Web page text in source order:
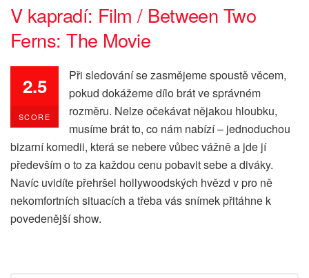
V kapradí: Film / Between Two
Ferns: The Movie
2.5
SCORE
Při sledování se zasmějeme spoustě věcem,
pokud dokážeme dílo brát ve správném
rozměru. Nelze očekávat nějakou hloubku,
musíme brát to, co nám nabízí – jednoduchou
bizarní komedii, která se nebere vůbec vážně a jde jí
především o to za každou cenu pobavit sebe a diváky.
Navíc uvidíte přehršel hollywoodských hvězd v pro ně
nekomfortních situacích a třeba vás snímek přitáhne k
povedenější show.